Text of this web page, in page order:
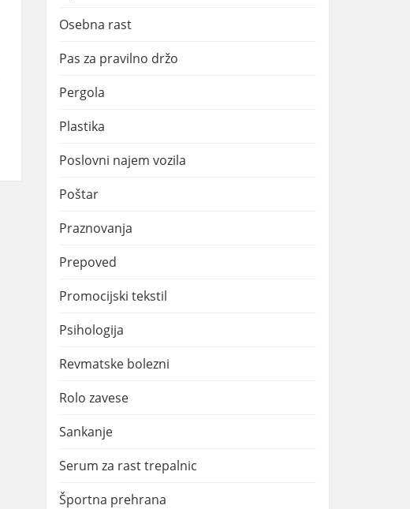
Osebna rast
Pas za pravilno držo
Pergola
Plastika
Poslovni najem vozila
Poštar
Praznovanja
Prepoved
Promocijski tekstil
Psihologija
Revmatske bolezni
Rolo zavese
Sankanje
Serum za rast trepalnic
Športna prehrana